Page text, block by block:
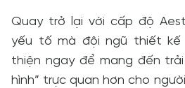
Quay trở lại với cấp độ
yếu tố mà đội ngũ thiết
thiện ngay để mang đến
hình” trực quan hơn cho